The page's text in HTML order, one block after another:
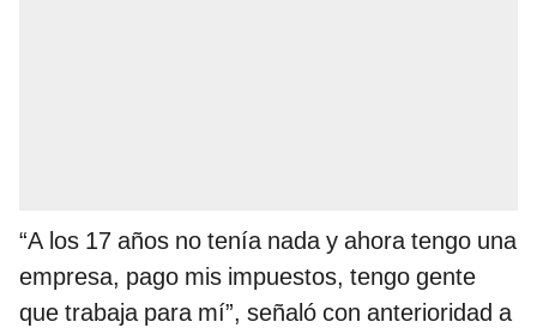
“A los 17 años no tenía nada y ahora tengo una
empresa, pago mis impuestos, tengo gente
que trabaja para mí”, señaló con anterioridad a